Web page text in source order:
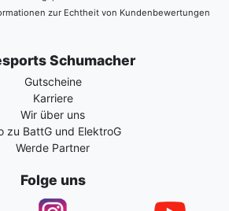
zur Echtheit von Kundenbewertungen
Schumacher
Gutscheine
Karriere
Wir über uns
zu BattG und ElektroG
Werde Partner
Folge uns